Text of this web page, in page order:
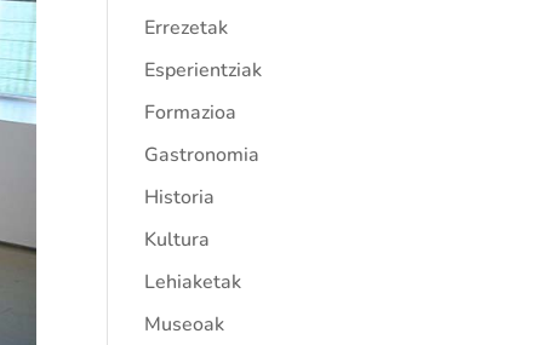
Errezetak
Esperientziak
Formazioa
Gastronomia
Historia
Kultura
Lehiaketak
Museoak